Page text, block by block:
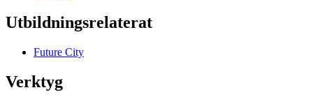
Utbildningsrelaterat
Future City
Verktyg